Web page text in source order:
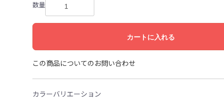
数量
カートに入れる
この商品についてのお問い合わせ
カラーバリエーション